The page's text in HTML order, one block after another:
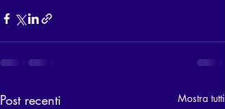
Post recenti Mostra tutti